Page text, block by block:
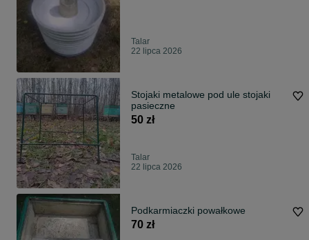
Talar
22 lipca 2026
Stojaki metalowe pod ule stojaki
pasieczne
50 zł
Talar
22 lipca 2026
Podkarmiaczki powałkowe
70 zł